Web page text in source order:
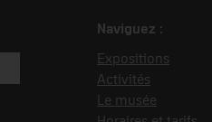
Naviguez :
Expositions
Activités
Le musée